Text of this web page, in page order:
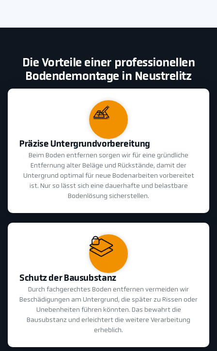
Die Vorteile einer professionellen
Bodendemontage in Neustrelitz
Präzise Untergrundvorbereitung
Beim Boden entfernen sorgen wir für eine gründliche
Entfernung alter Beläge und Rückstände, damit der
Untergrund optimal für neue Bodenarbeiten vorbereitet
ist. Nur so lässt sich eine dauerhafte und belastbare
Bodenlösung sicherstellen.
Schutz der Bausubstanz
Durch fachgerechtes Boden entfernen vermeiden wir
Beschädigungen am Untergrund, die später zu Rissen oder
Unebenheiten führen könnten. Das bewahrt die
Bausubstanz und erleichtert die weitere Verarbeitung
erheblich.